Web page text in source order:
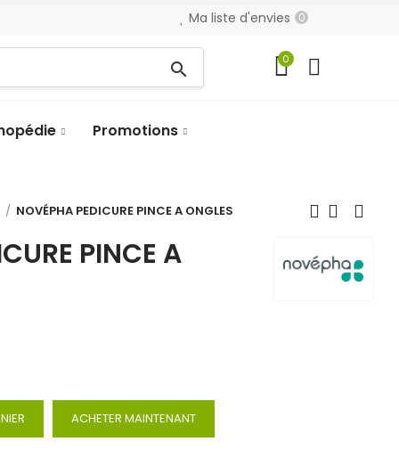
Ma liste d'envies 0
search 0
Promotions
NOVÉPHA PEDICURE PINCE A ONGLES
PINCE A
ACHETER MAINTENANT